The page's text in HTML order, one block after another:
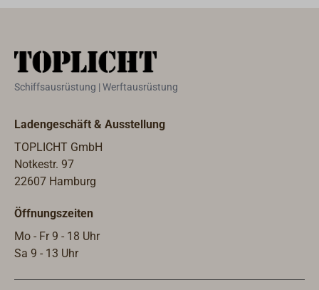
Schiffsausrüstung | Werftausrüstung
Ladengeschäft & Ausstellung
TOPLICHT GmbH
Notkestr. 97
22607 Hamburg
Öffnungszeiten
Mo - Fr 9 - 18 Uhr
Sa 9 - 13 Uhr